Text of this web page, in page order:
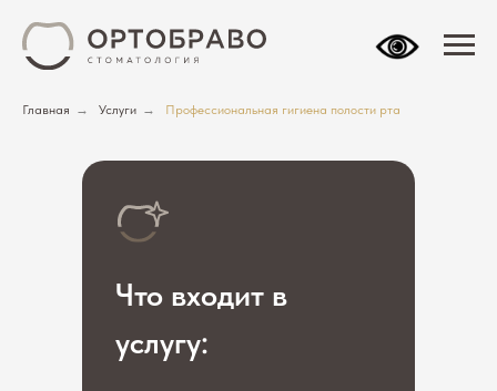
Главная → Услуги → Профессиональная гигиена полости рта
Что входит в
услугу: